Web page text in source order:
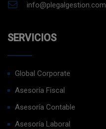
info@plegalgestion.com
SERVICIOS
Global Corporate
Asesoría Fiscal
Asesoría Contable
Asesoría Laboral